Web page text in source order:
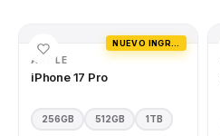
APPLE
iPhone 17 Pro
256GB 512GB 1TB